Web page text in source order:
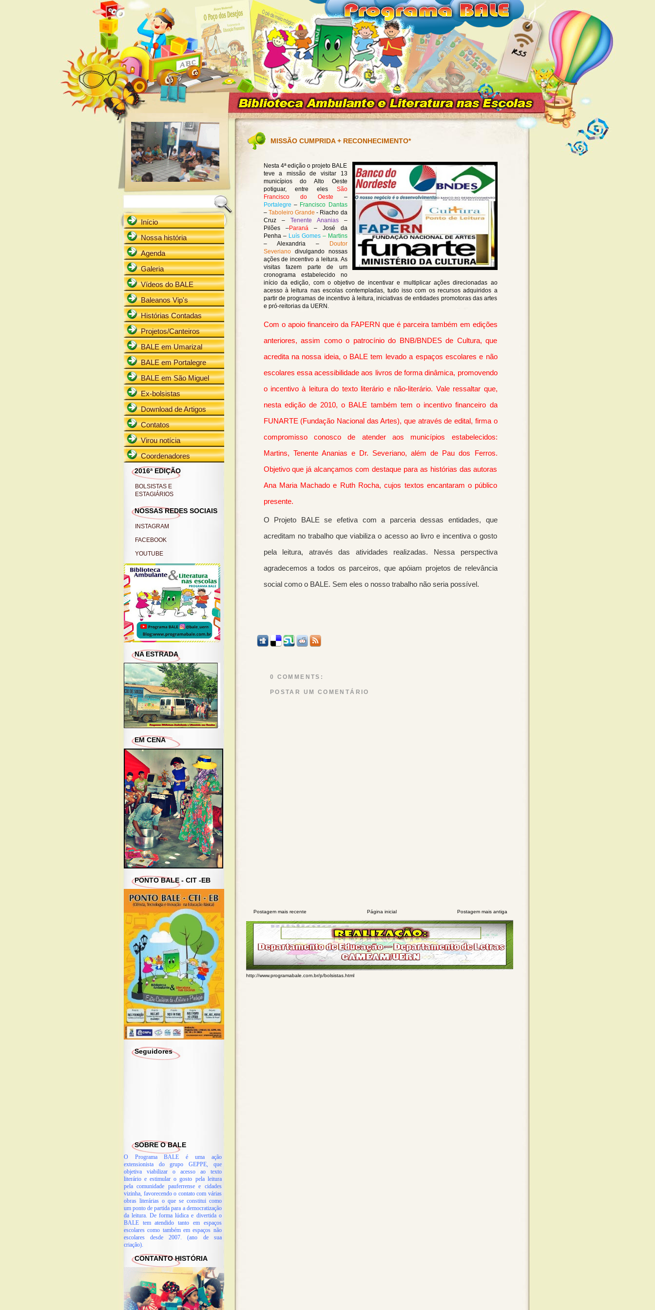
Início
Nossa história
Agenda
Galeria
Vídeos do BALE
Baleanos Vip's
Histórias Contadas
Projetos/Canteiros
BALE em Umarizal
BALE em Portalegre
BALE em São Miguel
Ex-bolsistas
Download de Artigos
Contatos
Virou notícia
Coordenadores
2016ª EDIÇÃO
BOLSISTAS E
ESTAGIÁRIOS
NOSSAS REDES SOCIAIS
INSTAGRAM
FACEBOOK
YOUTUBE
NA ESTRADA
EM CENA
PONTO BALE - CIT -EB
Seguidores
SOBRE O BALE
O Programa BALE é uma ação
extensionista do grupo GEPPE, que
objetiva viabilizar o acesso ao texto
literário e estimular o gosto pela leitura
pela comunidade pauferrense e cidades
vizinha, favorecendo o contato com várias
obras literárias o que se constitui como
um ponto de partida para a democratização
da leitura. De forma lúdica e divertida o
BALE tem atendido tanto em espaços
escolares como também em espaços não
escolares desde 2007. (ano de sua
criação).
CONTANTO HISTÓRIA
MISSÃO CUMPRIDA + RECONHECIMENTO*
Nesta 4ª edição o projeto BALE
teve a missão de visitar
13
municípios do Alto Oeste
potiguar, entre eles São
Francisco do Oeste –
Portalegre – Francisco Dantas
– Taboleiro Grande - Riacho da
Cruz – Tenente Ananias–
Pilões –Paraná– José da
Penha – Luís Gomes – Martins
– Alexandria –
Doutor
Severianodivulgando nossas
ações de incentivo a leitura. As
visitas fazem parte de um
cronograma estabelecido no
início da edição, com o objetivo de incentivar e multiplicar ações direcionadas ao
acesso à leitura nas escolas contempladas, tudo isso com os recursos adquiridos a
partir de programas de incentivo à leitura, iniciativas de entidades promotoras das artes
e pró-reitorias da UERN.
Com o apoio financeiro da FAPERN que é parceira também em edições
anteriores, assim como o patrocínio do BNB/BNDES de Cultura, que
acredita na nossa ideia, o BALE tem levado a espaços escolares e não
escolares essa acessibilidade aos livros de forma dinâmica, promovendo
o incentivo à leitura do texto literário e não-literário. Vale ressaltar que,
nesta edição de 2010, o BALE também tem o incentivo financeiro da
FUNARTE (Fundação Nacional das Artes), que através de edital, firma o
compromisso conosco de atender aos municípios estabelecidos:
Martins, Tenente Ananias e Dr. Severiano, além de Pau dos Ferros.
Objetivo que já alcançamos com destaque para as histórias das autoras
Ana Maria Machado e Ruth Rocha, cujos textos encantaram o público
presente.
O Projeto BALE se efetiva com a parceria dessas entidades, que
acreditam no trabalho que viabiliza o acesso ao livro e incentiva o gosto
pela leitura, através das atividades realizadas. Nessa perspectiva
agradecemos a todos os parceiros, que apóiam projetos de relevância
social como o BALE. Sem eles o nosso trabalho não seria possível.
0 COMMENTS:
POSTAR UM COMENTÁRIO
Postagem mais recente Postagem mais antiga
Página inicial
http://www.programabale.com.br/p/bolsistas.html